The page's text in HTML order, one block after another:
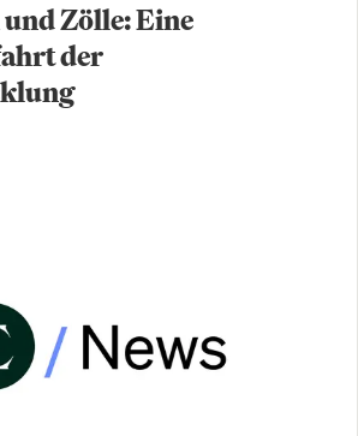
Zölle: Eine
der